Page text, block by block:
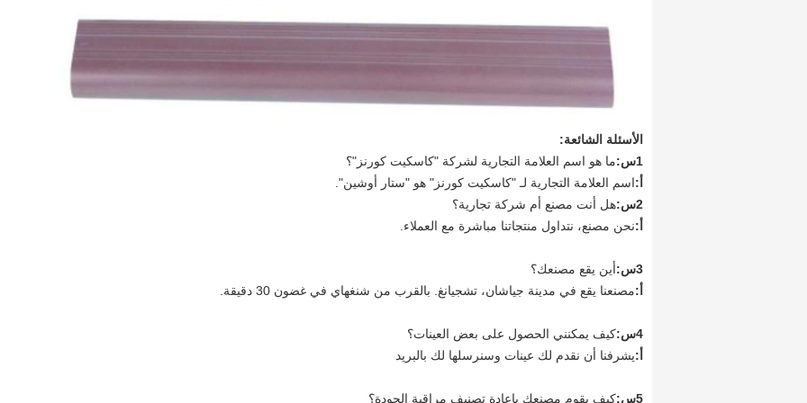
الأسئلة الشائعة:
1س:
ما هو اسم العلامة التجارية لشركة "كاسكيت كورنز"؟
أ:اسم العلامة التجارية لـ "كاسكيت كورنز" هو "ستار أوشين".
2س:
هل أنت مصنع أم شركة تجارية؟
أ:نحن مصنع، نتداول منتجاتنا مباشرة مع العملاء.
3س:
أين يقع مصنعك؟
أ:مصنعنا يقع في مدينة جياشان، تشجيانغ. بالقرب من شنغهاي في غضون 30 دقيقة.
4س:
كيف يمكنني الحصول على بعض العينات؟
أ:يشرفنا أن نقدم لك عينات وسنرسلها لك بالبريد
5س: كيف يقوم مصنعك بإعادة تصنيف مراقبة الجودة؟